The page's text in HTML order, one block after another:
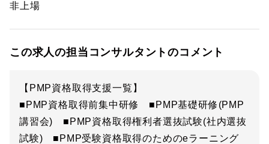
非上場
この求人の担当コンサルタントのコメント
【PMP資格取得支援一覧】
■PMP資格取得前集中研修 ■PMP基礎研修(PMP
講習会) ■PMP資格取得権利者選抜試験(社内選抜
試験) ■PMP受験資格取得のためのeラーニング